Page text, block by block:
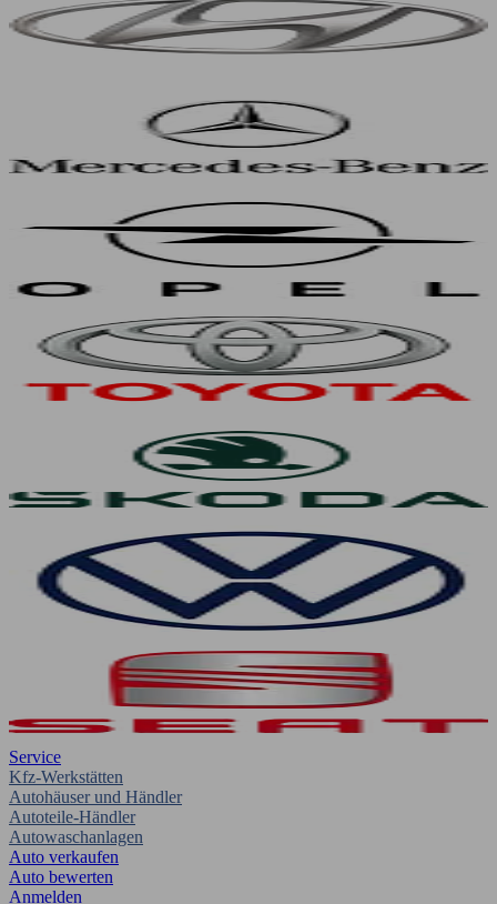
Service
Kfz-Werkstätten
Autohäuser und Händler
Autoteile-Händler
Autowaschanlagen
Auto verkaufen
Auto bewerten
Anmelden